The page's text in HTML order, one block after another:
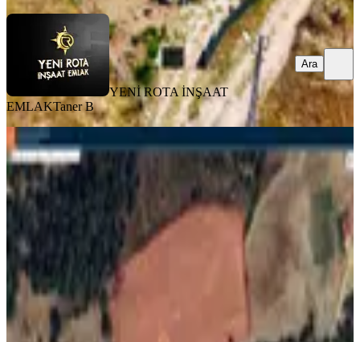
YENİ ROTA İNŞAAT
EMLAKTaner B
Ara
TAKASLI
Yeni Rota'dan Ilıca Çakırdere'de 18.5
Dönüm Satılık Tarla
Onikişubat, Çakırdere Mahallesi
18559 m² · 404/m² 31.07.2026
7.500.000 ₺
YENİ ROTA İNŞAAT EMLAK